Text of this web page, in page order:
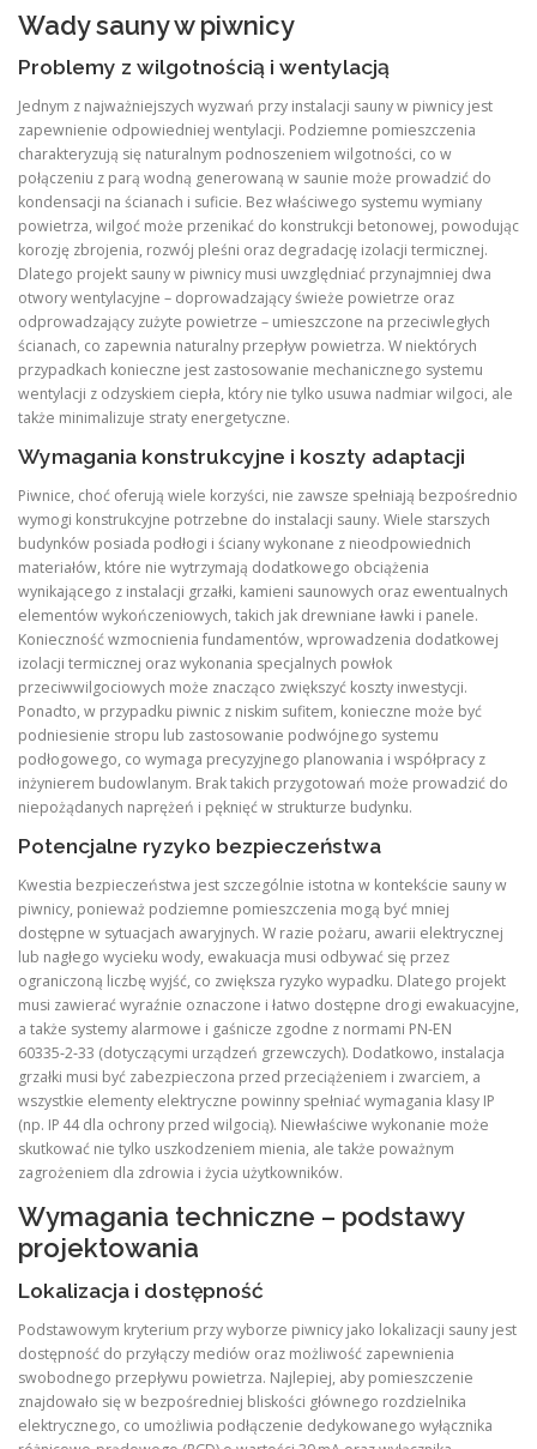
Wady sauny w piwnicy
Problemy z wilgotnością i wentylacją
Jednym z najważniejszych wyzwań przy instalacji sauny w piwnicy jest
zapewnienie odpowiedniej wentylacji. Podziemne pomieszczenia
charakteryzują się naturalnym podnoszeniem wilgotności, co w
połączeniu z parą wodną generowaną w saunie może prowadzić do
kondensacji na ścianach i suficie. Bez właściwego systemu wymiany
powietrza, wilgoć może przenikać do konstrukcji betonowej, powodując
korozję zbrojenia, rozwój pleśni oraz degradację izolacji termicznej.
Dlatego projekt sauny w piwnicy musi uwzględniać przynajmniej dwa
otwory wentylacyjne – doprowadzający świeże powietrze oraz
odprowadzający zużyte powietrze – umieszczone na przeciwległych
ścianach, co zapewnia naturalny przepływ powietrza. W niektórych
przypadkach konieczne jest zastosowanie mechanicznego systemu
wentylacji z odzyskiem ciepła, który nie tylko usuwa nadmiar wilgoci, ale
także minimalizuje straty energetyczne.
Wymagania konstrukcyjne i koszty adaptacji
Piwnice, choć oferują wiele korzyści, nie zawsze spełniają bezpośrednio
wymogi konstrukcyjne potrzebne do instalacji sauny. Wiele starszych
budynków posiada podłogi i ściany wykonane z nieodpowiednich
materiałów, które nie wytrzymają dodatkowego obciążenia
wynikającego z instalacji grzałki, kamieni saunowych oraz ewentualnych
elementów wykończeniowych, takich jak drewniane ławki i panele.
Konieczność wzmocnienia fundamentów, wprowadzenia dodatkowej
izolacji termicznej oraz wykonania specjalnych powłok
przeciwwilgociowych może znacząco zwiększyć koszty inwestycji.
Ponadto, w przypadku piwnic z niskim sufitem, konieczne może być
podniesienie stropu lub zastosowanie podwójnego systemu
podłogowego, co wymaga precyzyjnego planowania i współpracy z
inżynierem budowlanym. Brak takich przygotowań może prowadzić do
niepożądanych naprężeń i pęknięć w strukturze budynku.
Potencjalne ryzyko bezpieczeństwa
Kwestia bezpieczeństwa jest szczególnie istotna w kontekście sauny w
piwnicy, ponieważ podziemne pomieszczenia mogą być mniej
dostępne w sytuacjach awaryjnych. W razie pożaru, awarii elektrycznej
lub nagłego wycieku wody, ewakuacja musi odbywać się przez
ograniczoną liczbę wyjść, co zwiększa ryzyko wypadku. Dlatego projekt
musi zawierać wyraźnie oznaczone i łatwo dostępne drogi ewakuacyjne,
a także systemy alarmowe i gaśnicze zgodne z normami PN‑EN
60335‑2‑33 (dotyczącymi urządzeń grzewczych). Dodatkowo, instalacja
grzałki musi być zabezpieczona przed przeciążeniem i zwarciem, a
wszystkie elementy elektryczne powinny spełniać wymagania klasy IP
(np. IP 44 dla ochrony przed wilgocią). Niewłaściwe wykonanie może
skutkować nie tylko uszkodzeniem mienia, ale także poważnym
zagrożeniem dla zdrowia i życia użytkowników.
Wymagania techniczne – podstawy
projektowania
Lokalizacja i dostępność
Podstawowym kryterium przy wyborze piwnicy jako lokalizacji sauny jest
dostępność do przyłączy mediów oraz możliwość zapewnienia
swobodnego przepływu powietrza. Najlepiej, aby pomieszczenie
znajdowało się w bezpośredniej bliskości głównego rozdzielnika
elektrycznego, co umożliwia podłączenie dedykowanego wyłącznika